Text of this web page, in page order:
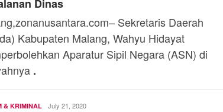
Dinas
Sekretaris Daerah
Kabupaten Malang, Wahyu Hidayat
Aparatur Sipil Negara (ASN) di
.
& KRIMINAL Toski
July 21, 2020